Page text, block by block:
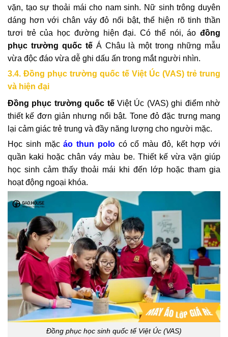
vặn, tạo sự thoải mái cho nam sinh. Nữ sinh trông duyên
dáng hơn với chân váy đỏ nổi bật, thể hiện rõ tinh thần
tươi trẻ của học đường hiện đại. Có thể nói, áo đồng
phục trường quốc tế Á Châu là một trong những mẫu
vừa độc đáo vừa dễ ghi dấu ấn trong mắt người nhìn.
3.4. Đồng phục trường quốc tế Việt Úc (VAS) trẻ trung
và hiện đại
Đồng phục trường quốc tế Việt Úc (VAS) ghi điểm nhờ
thiết kế đơn giản nhưng nổi bật. Tone đỏ đặc trưng mang
lại cảm giác trẻ trung và đầy năng lượng cho người mặc.
Học sinh mặcáo thun polocó cổ màu đỏ, kết hợp với
quần kaki hoặc chân váy màu be. Thiết kế vừa vặn giúp
học sinh cảm thấy thoải mái khi đến lớp hoặc tham gia
hoạt động ngoại khóa.
Đồng phục học sinh quốc tế Việt Úc (VAS)